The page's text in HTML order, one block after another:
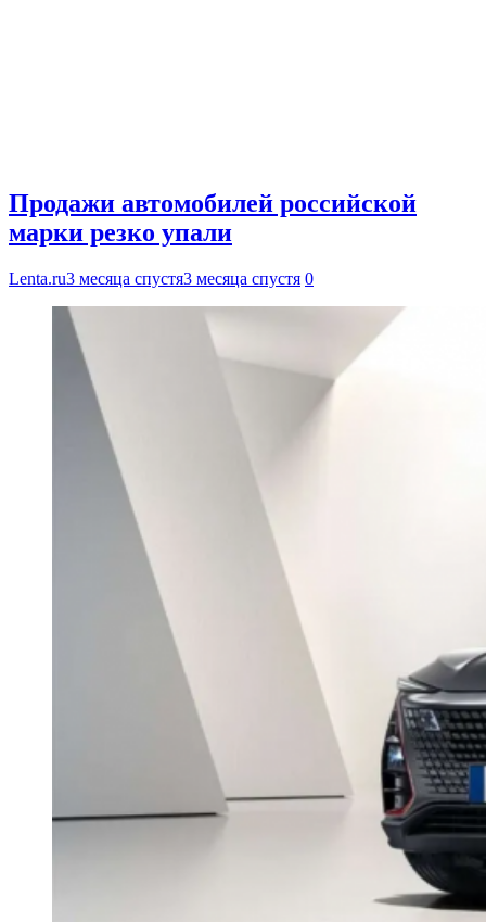
Продажи автомобилей российской
марки резко упали
Lenta.ru3 месяца спустя3 месяца спустя 0